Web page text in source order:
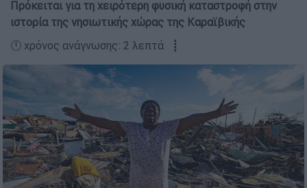
Πρόκειται για τη χειρότερη φυσική καταστροφή στην
ιστορία της νησιωτικής χώρας της Καραϊβικής
🕛 χρόνος ανάγνωσης: 2 λεπτά ┋